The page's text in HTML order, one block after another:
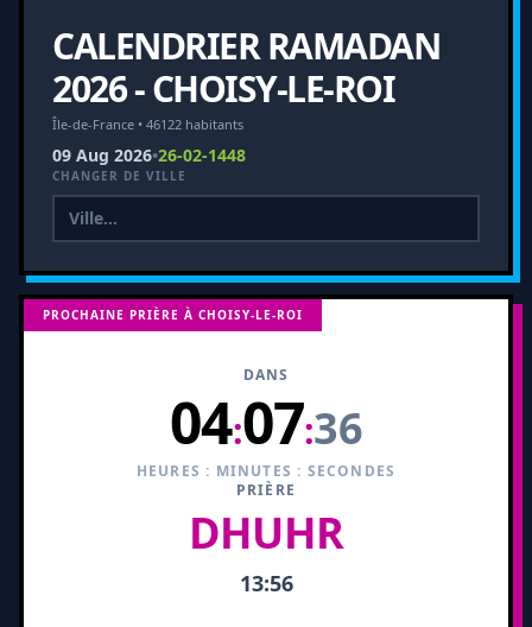
CALENDRIER RAMADAN
2026 - CHOISY-LE-ROI
Île-de-France • 46122 habitants
09 Aug 2026•26-02-1448
CHANGER DE VILLE
PROCHAINE PRIÈRE À CHOISY-LE-ROI
DANS
04:07:36
HEURES : MINUTES : SECONDES
PRIÈRE
DHUHR
13:56